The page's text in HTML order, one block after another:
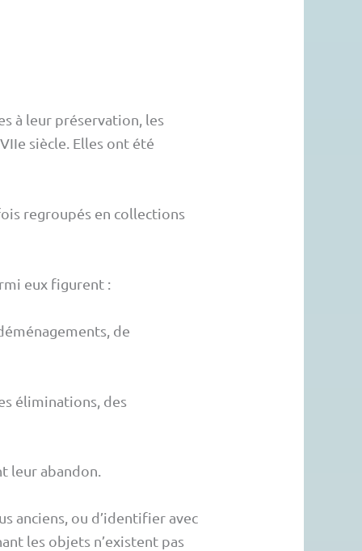
à leur préservation, les
siècle. Elles ont été
regroupés en collections
eux figurent :
de
éliminations, des
leur abandon.
anciens, ou d’identifier avec
les objets n’existent pas